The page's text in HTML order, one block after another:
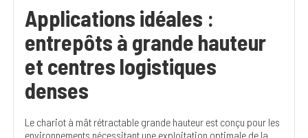
Applications idéales :
entrepôts à grande hauteur
et centres logistiques
denses
Le chariot à mât rétractable grande hauteur est conçu pour les
environnements nécessitant une exploitation optimale de la